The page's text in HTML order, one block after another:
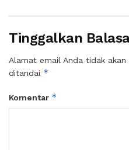
Tinggalkan
Alamat email Anda tidak akan
ditandai *
Komentar *